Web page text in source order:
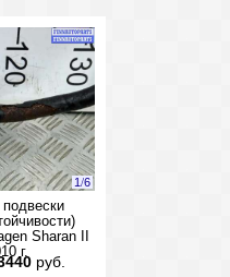
1/6
Sharan II
г.
руб.